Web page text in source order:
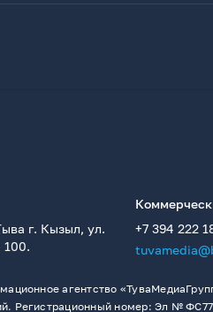
г. Кызыл, ул.
100.
+7 394 222
агентство
Регистрационный номер: Эл № ФС77